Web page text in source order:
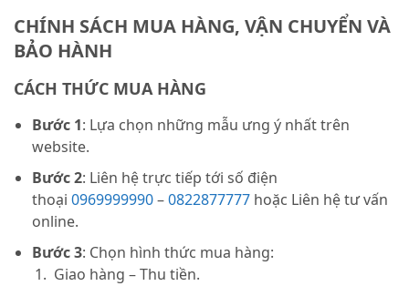
CHÍNH SÁCH MUA HÀNG, VẬN CHUYỂN VÀ
BẢO HÀNH
CÁCH THỨC MUA HÀNG
Bước 1: Lựa chọn những mẫu ưng ý nhất trên
website.
Bước 2: Liên hệ trực tiếp tới số điện
thoại 0969999990–0822877777 hoặc Liên hệ tư vấn
online.
Bước 3: Chọn hình thức mua hàng:
Giao hàng – Thu tiền.